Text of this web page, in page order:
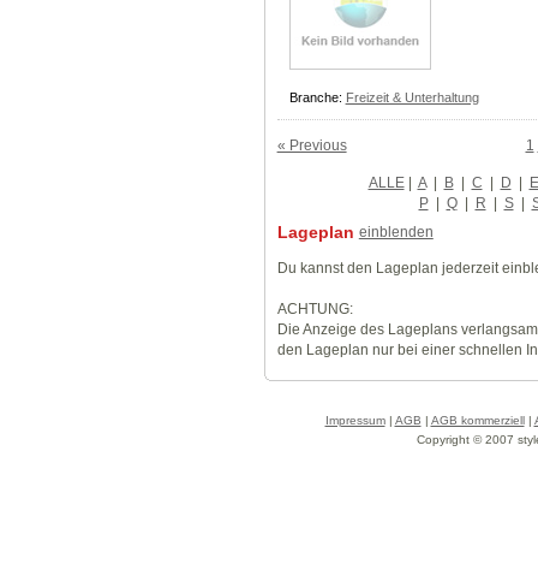
Branche: Freizeit & Unterhaltung
« Previous 1
ALLE| A | B | C | D | E
P | Q | R | S |
Lageplan einblenden
Du kannst den Lageplan jederzeit
ACHTUNG:
Die Anzeige des Lageplans
den Lageplan nur bei einer schnellen
Impressum| AGB | AGB kommerziell|
Copyright © 2007